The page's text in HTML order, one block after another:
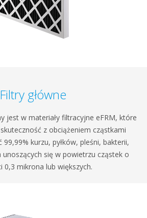
Filtry główne
jest w materiały filtracyjne eFRM, które
z obciążeniem cząstkami
99,99% kurzu, pyłków, pleśni, bakterii,
unoszących się w powietrzu cząstek o
0,3 mikrona lub większych.